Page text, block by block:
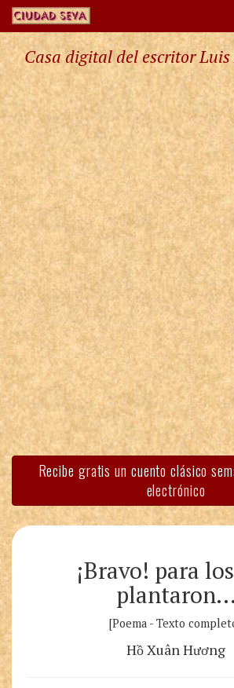
Casa digital del escritor Luis
Recibe gratis un cuento clásico
electrónico
¡Bravo! para
plantaron…
[Poema - Texto
Hồ Xuân Hương